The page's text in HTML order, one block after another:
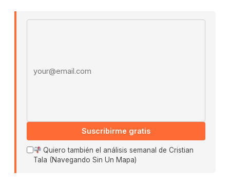
Es La Hora de Aprender ↗
Políticas De Privacidad · Términos De Uso
Suscribirme gratis
Quiero también el análisis semanal de Cristian
Tala (Navegando Sin Un Mapa)